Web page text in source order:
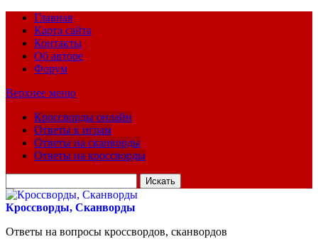
Главная
Карта сайта
Контакты
Об авторе
Форум
Верхнее меню
Кроссворды онлайн
Ответы к играм
Ответы на сканворды
Ответы на кроссворды
для:
Кроссворды, Сканворды
Ответы на вопросы кроссвордов, сканвордов